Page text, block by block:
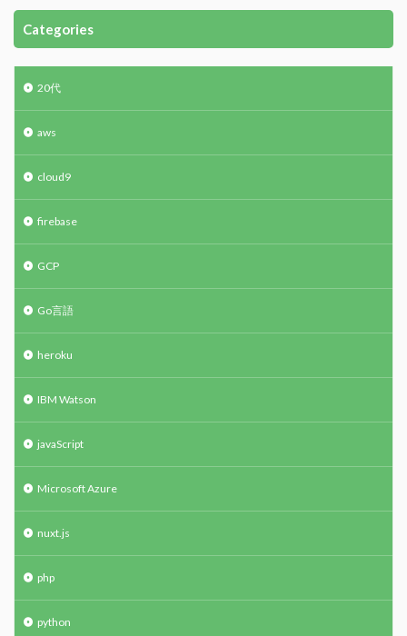
Categories
20代
aws
cloud9
firebase
GCP
Go言語
heroku
IBM Watson
javaScript
Microsoft Azure
nuxt.js
php
python